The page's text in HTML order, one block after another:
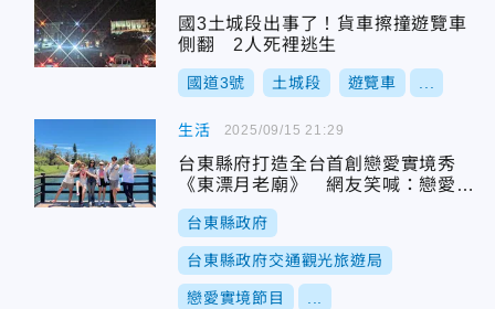
國3土城段出事了！貨車擦撞遊覽車
側翻 2人死裡逃生
國道3號 土城段 遊覽車
生活
台東縣府打造全台首創戀愛實境秀
《東漂月老廟》 網友笑喊：戀愛＋
吃播太上頭！
台東縣政府
台東縣政府交通觀光旅遊局
戀愛實境節目
2025/09/15 21:29